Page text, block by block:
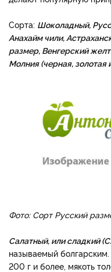
Сорта: Шоколадный,
Анахайм чили,
размер, Венгерский
Молния (черная,
Фото: Сорт Русский
Салатный, или сладкий
называемый
200 г и более, мякоть